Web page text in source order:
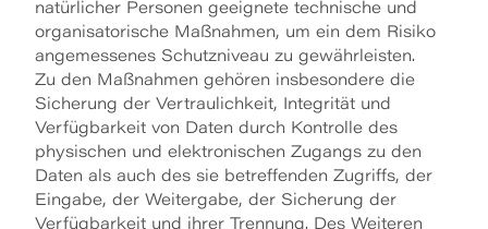
natürlicher Personen geeignete technische und
organisatorische Maßnahmen, um ein dem Risiko
angemessenes Schutzniveau zu gewährleisten.
Zu den Maßnahmen gehören insbesondere die
Sicherung der Vertraulichkeit, Integrität und
Verfügbarkeit von Daten durch Kontrolle des
physischen und elektronischen Zugangs zu den
Daten als auch des sie betreffenden Zugriffs, der
Eingabe, der Weitergabe, der Sicherung der
Verfügbarkeit und ihrer Trennung. Des Weiteren